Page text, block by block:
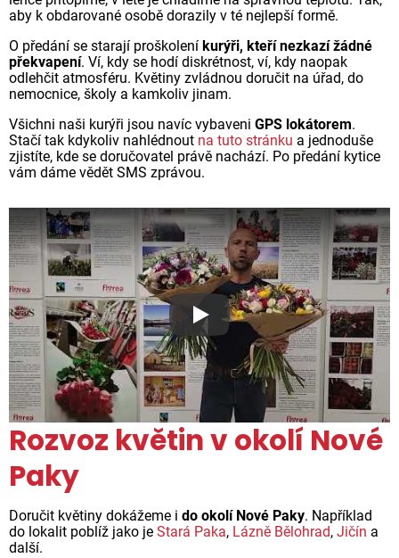
aby k obdarované osobě dorazily v té nejlepší formě.
O předání se starají proškolení kurýři, kteří nezkazí žádné
překvapení. Ví, kdy se hodí diskrétnost, ví, kdy naopak
odlehčit atmosféru. Květiny zvládnou doručit na úřad, do
nemocnice, školy a kamkoliv jinam.
Všichni naši kurýři jsou navíc vybaveni GPS lokátorem.
Stačí tak kdykoliv nahlédnout na tuto stránku a jednoduše
zjistíte, kde se doručovatel právě nachází. Po předání kytice
vám dáme vědět SMS zprávou.
Proč jsou květiny z Florea
Rozvoz květin v okolí Nové
Paky
Doručit květiny dokážeme i do okolí Nové Paky. Například
do lokalit poblíž jako je Stará Paka, Lázně Bělohrad, Jičín a
další.